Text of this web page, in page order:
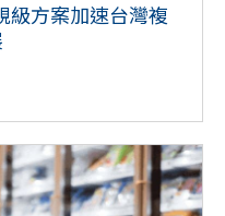
級方案加速台灣複